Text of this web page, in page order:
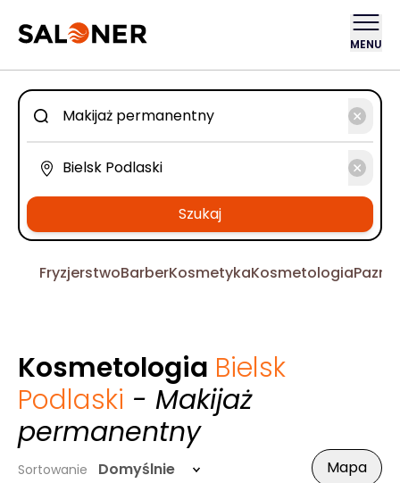
MENU
Szukaj
FryzjerstwoBarberKosmetykaKosmetologia
Kosmetologia Bielsk
Podlaski - Makijaż
permanentny
Sortowanie Domyślnie Mapa